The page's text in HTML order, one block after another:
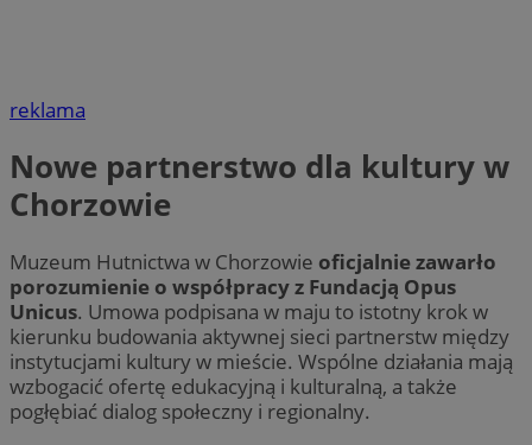
reklama
Nowe partnerstwo dla kultury w
Chorzowie
Muzeum Hutnictwa w Chorzowie oficjalnie zawarło
porozumienie o współpracy z Fundacją Opus
Unicus. Umowa podpisana w maju to istotny krok w
kierunku budowania aktywnej sieci partnerstw między
instytucjami kultury w mieście. Wspólne działania mają
wzbogacić ofertę edukacyjną i kulturalną, a także
pogłębiać dialog społeczny i regionalny.